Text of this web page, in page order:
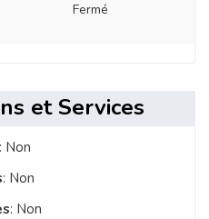
Fermé
et Services
: Non
: Non
: Non